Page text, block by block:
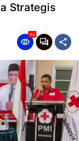
Strategis
86